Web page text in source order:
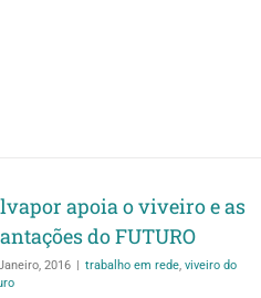
apoia o viveiro e as
do FUTURO
2016 | trabalho em rede, viveiro do